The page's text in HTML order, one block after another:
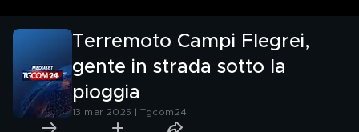
Terremoto Campi Flegrei,
gente in strada sotto la
pioggia
13 mar 2025 | Tgcom24